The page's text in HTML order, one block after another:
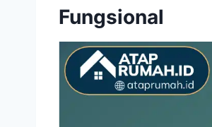
Fungsional